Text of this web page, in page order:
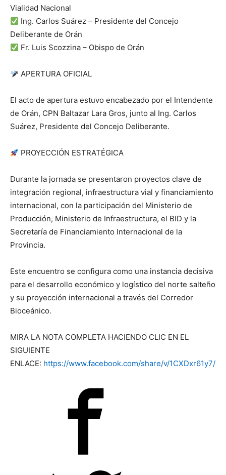
Vialidad Nacional
Ing. Carlos Suárez – Presidente del Concejo
Deliberante de Orán
Fr. Luis Scozzina – Obispo de Orán
APERTURA OFICIAL
El acto de apertura estuvo encabezado por el Intendente
de Orán, CPN Baltazar Lara Gros, junto al Ing. Carlos
Suárez, Presidente del Concejo Deliberante.
PROYECCIÓN ESTRATÉGICA
Durante la jornada se presentaron proyectos clave de
integración regional, infraestructura vial y financiamiento
internacional, con la participación del Ministerio de
Producción, Ministerio de Infraestructura, el BID y la
Secretaría de Financiamiento Internacional de la
Provincia.
Este encuentro se configura como una instancia decisiva
para el desarrollo económico y logístico del norte salteño
y su proyección internacional a través del Corredor
Bioceánico.
MIRA LA NOTA COMPLETA HACIENDO CLIC EN EL
SIGUIENTE
ENLACE: https://www.facebook.com/share/v/1CXDxr61y7/